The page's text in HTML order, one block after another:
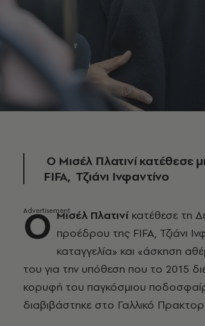
Ο Mισέλ Πλατινί
FIFA, Τζιάνι Ινφαντίνο
Ο Μισέλ Πλατινί κατέθεσε τη
προέδρου της FIFA, Τζιάνι
καταγγελία» και «άσκηση
του για την υπόθεση που το 2015
κορυφή του παγκόσμιου
διαβιβάστηκε στο Γαλλικό